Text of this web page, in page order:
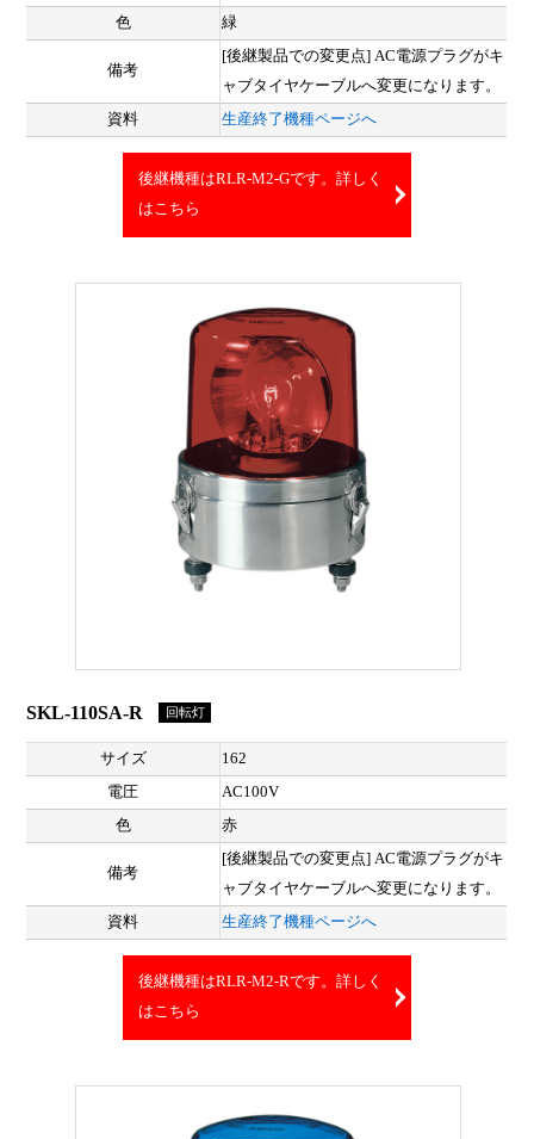
色
緑
備考
[後継製品での変更点] AC電源プラグがキ
ャブタイヤケーブルへ変更になります。
資料
生産終了機種ページへ
後継機種はRLR-M2-Gです。詳しく
はこちら
SKL-110SA-R 回転灯
サイズ
162
電圧
AC100V
色
赤
備考
[後継製品での変更点] AC電源プラグがキ
ャブタイヤケーブルへ変更になります。
資料
生産終了機種ページへ
後継機種はRLR-M2-Rです。詳しく
はこちら